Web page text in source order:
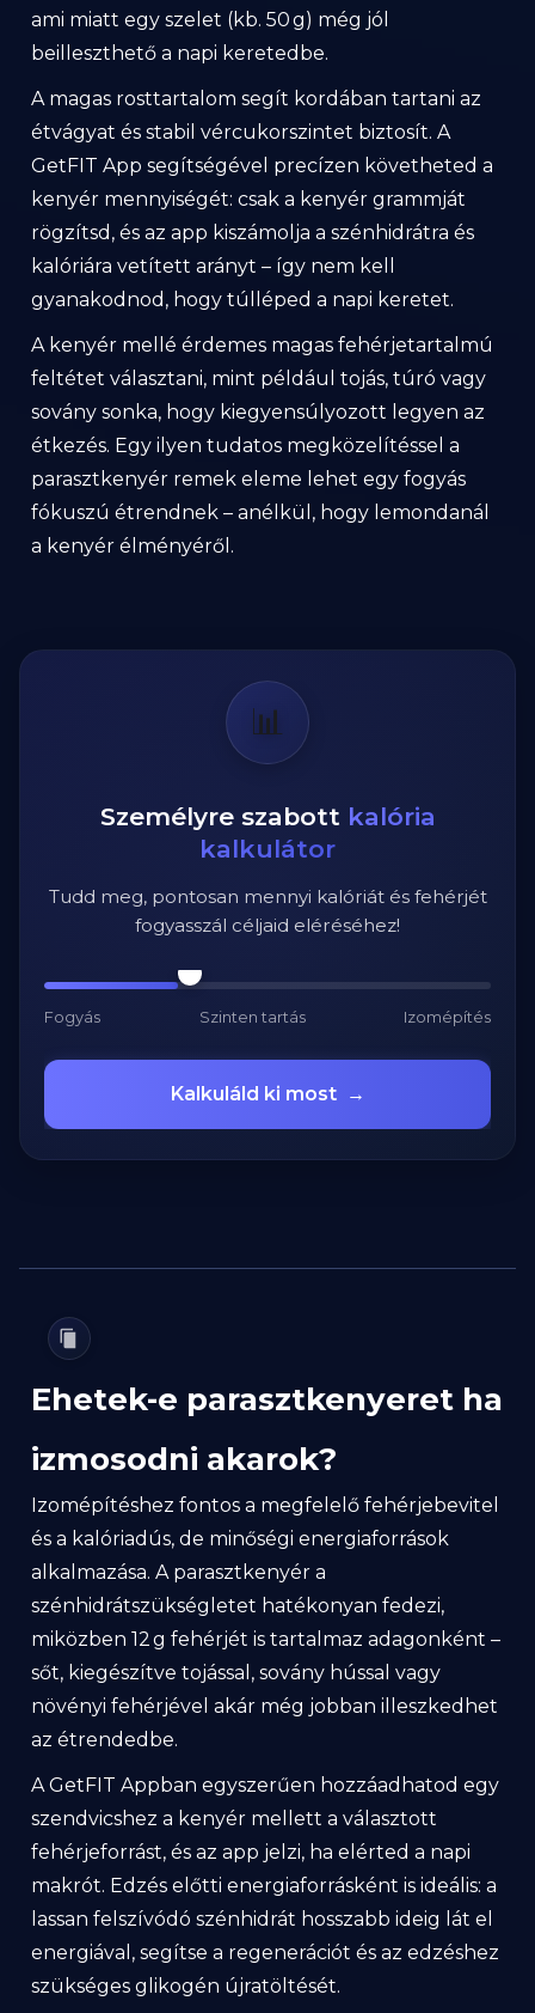
ami miatt egy szelet (kb. 50 g) még jól
beilleszthető a napi keretedbe.
A magas rosttartalom segít kordában tartani az
étvágyat és stabil vércukorszintet biztosít. A
GetFIT App segítségével precízen követheted a
kenyér mennyiségét: csak a kenyér grammját
rögzítsd, és az app kiszámolja a szénhidrátra és
kalóriára vetített arányt – így nem kell
gyanakodnod, hogy túlléped a napi keretet.
A kenyér mellé érdemes magas fehérjetartalmú
feltétet választani, mint például tojás, túró vagy
sovány sonka, hogy kiegyensúlyozott legyen az
étkezés. Egy ilyen tudatos megközelítéssel a
parasztkenyér remek eleme lehet egy fogyás
fókuszú étrendnek – anélkül, hogy lemondanál
a kenyér élményéről.
📊
Személyre szabott kalória
kalkulátor
Tudd meg, pontosan mennyi kalóriát és fehérjét
fogyasszál céljaid eléréséhez!
Fogyás Szinten tartás Izomépítés
Kalkuláld ki most →
Ehetek-e parasztkenyeret ha
izmosodni akarok?
Izomépítéshez fontos a megfelelő fehérjebevitel
és a kalóriadús, de minőségi energiaforrások
alkalmazása. A parasztkenyér a
szénhidrátszükségletet hatékonyan fedezi,
miközben 12 g fehérjét is tartalmaz adagonként –
sőt, kiegészítve tojással, sovány hússal vagy
növényi fehérjével akár még jobban illeszkedhet
az étrendedbe.
A GetFIT Appban egyszerűen hozzáadhatod egy
szendvicshez a kenyér mellett a választott
fehérjeforrást, és az app jelzi, ha elérted a napi
makrót. Edzés előtti energiaforrásként is ideális: a
lassan felszívódó szénhidrát hosszabb ideig lát el
energiával, segítse a regenerációt és az edzéshez
szükséges glikogén újratöltését.